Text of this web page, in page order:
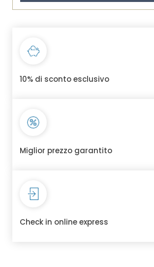
10% di sconto esclusivo
Miglior prezzo garantito
Check in online express